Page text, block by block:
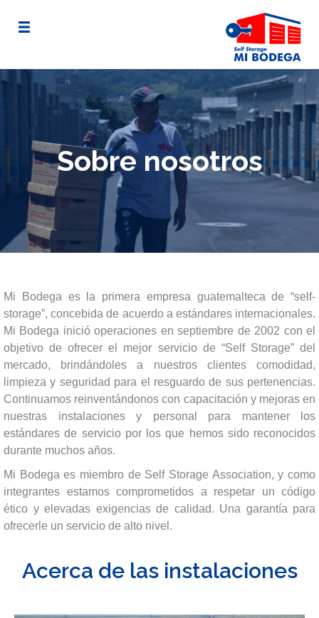
Sobre nosotros
Mi Bodega es la primera empresa guatemalteca de “self-
storage”, concebida de acuerdo a estándares internacionales.
Mi Bodega inició operaciones en septiembre de 2002 con el
objetivo de ofrecer el mejor servicio de “Self Storage” del
mercado, brindándoles a nuestros clientes comodidad,
limpieza y seguridad para el resguardo de sus pertenencias.
Continuamos reinventándonos con capacitación y mejoras en
nuestras instalaciones y personal para mantener los
estándares de servicio por los que hemos sido reconocidos
durante muchos años.
Mi Bodega es miembro de Self Storage Association, y como
integrantes estamos comprometidos a respetar un código
ético y elevadas exigencias de calidad. Una garantía para
ofrecerle un servicio de alto nivel.
Acerca de las instalaciones